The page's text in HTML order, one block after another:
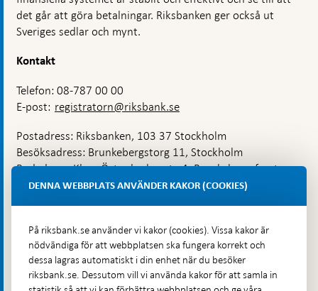
det går att göra betalningar. Riksbanken ger också ut
Sveriges sedlar och mynt.
Kontakt
Telefon: 08-787 00 00
E-post: registratorn@riksbank.se
Postadress: Riksbanken, 103 37 Stockholm
Besöksadress: Brunkebergstorg 11, Stockholm
Budadress: Klara Östra kyrkogata 4, Brunkebergsfaret,
Lastplats 6
Hitta direkt
DENNA WEBBPLATS ANVÄNDER KAKOR (COOKIES)
På riksbank.se använder vi kakor (cookies). Vissa kakor är
nödvändiga för att webbplatsen ska fungera korrekt och
dessa lagras automatiskt i din enhet när du besöker
riksbank.se. Dessutom vill vi använda kakor för att samla in